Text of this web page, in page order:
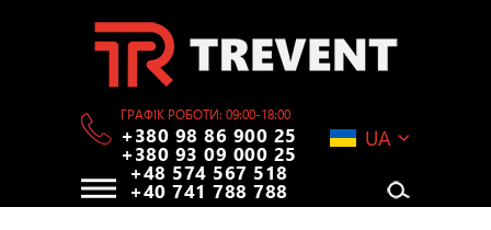
ГРАФІК РОБОТИ: 09:00-18:00
+380 98 86 900 25
+380 93 09 000 25
+48 574 567 518
+40 741 788 788
UA